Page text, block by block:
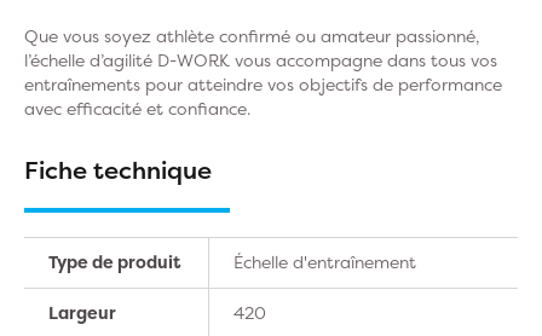
Que vous soyez athlète confirmé ou amateur passionné,
l’échelle d’agilité D-WORK vous accompagne dans tous vos
entraînements pour atteindre vos objectifs de performance
avec efficacité et confiance.
Fiche technique
Type de produit Échelle d'entraînement
Largeur 420